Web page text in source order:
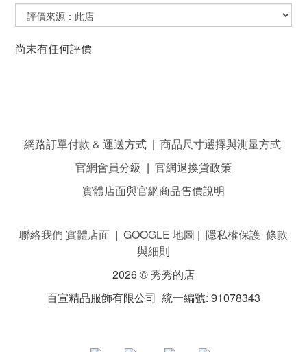
尚未有任何評價
網路訂單付款 & 運送方式| 商品尺寸選擇與測量方式
官網會員分級 | 官網退換貨政策
實體店面與官網商品售價說明
聯絡我們 實體店面 | GOOGLE 地圖 | 隱私權保護 條款
與細則
2026 © 秀秀的店
百宣精品服飾有限公司 統一編號: 91078343